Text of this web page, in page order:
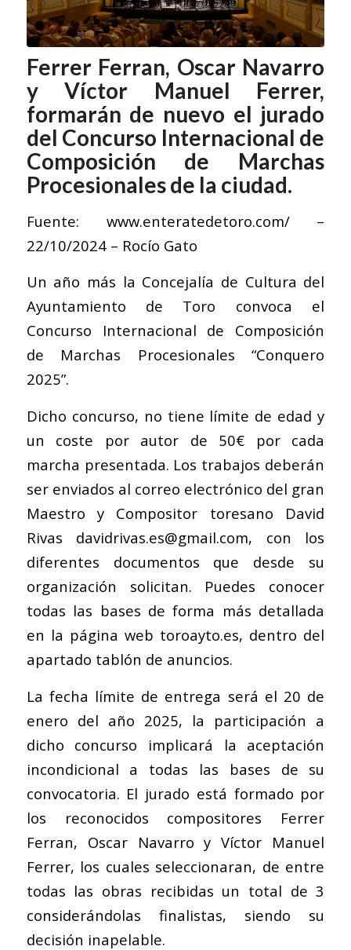
Ferrer Ferran, Oscar Navarro
y Víctor Manuel Ferrer,
formarán de nuevo el jurado
del Concurso Internacional de
Composición de Marchas
Procesionales de la ciudad.
Fuente: www.enteratedetoro.com/–
22/10/2024 – Rocío Gato
Un año más la Concejalía de Cultura del
Ayuntamiento de Toro convoca el
Concurso Internacional de Composición
de Marchas Procesionales “Conquero
2025”.
Dicho concurso, no tiene límite de edad y
un coste por autor de 50€ por cada
marcha presentada. Los trabajos deberán
ser enviados al correo electrónico del gran
Maestro y Compositor toresano David
Rivas davidrivas.es@gmail.com, con los
diferentes documentos que desde su
organización solicitan. Puedes conocer
todas las bases de forma más detallada
en la página web toroayto.es, dentro del
apartado tablón de anuncios.
La fecha límite de entrega será el 20 de
enero del año 2025, la participación a
dicho concurso implicará la aceptación
incondicional a todas las bases de su
convocatoria. El jurado está formado por
los reconocidos compositores Ferrer
Ferran, Oscar Navarro y Víctor Manuel
Ferrer, los cuales seleccionaran, de entre
todas las obras recibidas un total de 3
considerándolas finalistas, siendo su
decisión inapelable.